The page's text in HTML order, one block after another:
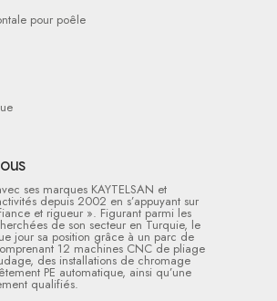
pour poêle
ses marques KAYTELSAN et
depuis 2002 en s’appuyant sur
et rigueur ». Figurant parmi les
de son secteur en Turquie, le
jour sa position grâce à un parc de
12 machines CNC de pliage
des installations de chromage
PE automatique, ainsi qu’une
qualifiés.